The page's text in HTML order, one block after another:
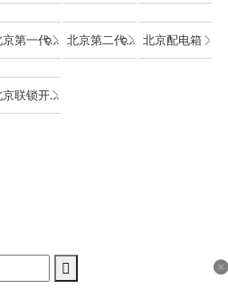
北京第一代IP67工业插头 北京第二代IP67工业插头 北京配电箱
北京联锁开关